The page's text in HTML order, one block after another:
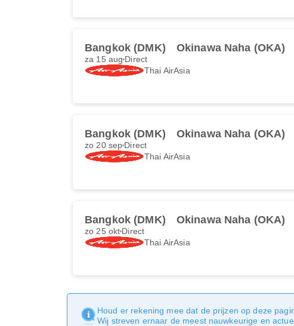
Bangkok (DMK) Okinawa Naha (OKA)
za 15 aug Direct
Thai AirAsia
Bangkok (DMK) Okinawa Naha (OKA)
zo 20 sep Direct
Thai AirAsia
Bangkok (DMK) Okinawa Naha (OKA)
zo 25 okt Direct
Thai AirAsia
Houd er rekening mee dat de prijzen op deze
Wij streven ernaar de meest nauwkeurige en